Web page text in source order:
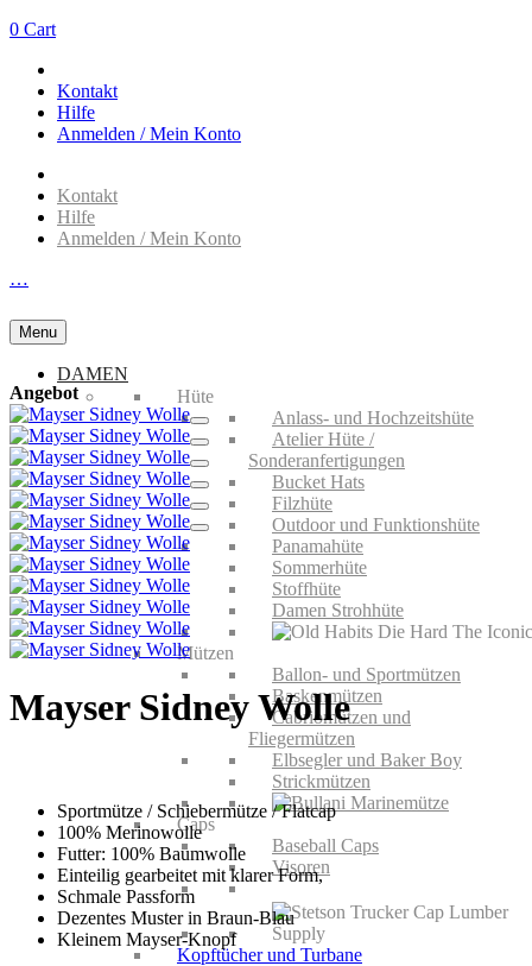
0 Cart
Kontakt
Hilfe
Anmelden / Mein Konto
Kontakt
Hilfe
Anmelden / Mein Konto
…
Menu
DAMEN
Hüte
Anlass- und Hochzeitshüte
Atelier Hüte /
Sonderanfertigungen
Bucket Hats
Filzhüte
Outdoor und Funktionshüte
Panamahüte
Sommerhüte
Stoffhüte
Damen Strohhüte
Mützen
Ballon- und Sportmützen
Baskenmützen
Cabriomützen und
Fliegermützen
Elbsegler und Baker Boy
Strickmützen
Caps
Baseball Caps
Visoren
Kopftücher und Turbane
Angebot
Mayser Sidney Wolle
Sportmütze / Schiebermütze / Flatcap
100% Merinowolle
Futter: 100% Baumwolle
Einteilig gearbeitet mit klarer Form,
Schmale Passform
Dezentes Muster in Braun-Blau
Kleinem Mayser-Knopf